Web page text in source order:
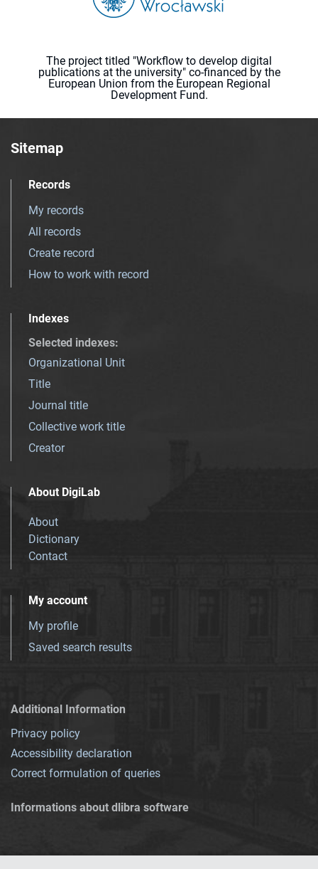
The project titled "Workflow to develop digital
publications at the university" co-financed by the
European Union from the European Regional
Development Fund.
Sitemap
Records
My records
All records
Create record
How to work with record
Indexes
Selected indexes:
Organizational Unit
Title
Journal title
Collective work title
Creator
About DigiLab
About
Dictionary
Contact
My account
My profile
Saved search results
Additional Information
Privacy policy
Accessibility declaration
Correct formulation of queries
Informations about dlibra software